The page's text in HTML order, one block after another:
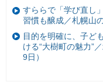
すららで「学び直し
習慣も醸成／札幌山
目的を明確に、子ど
ける“大樹町の魅力”
9日）